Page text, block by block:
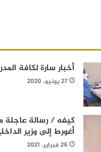
أخبار سارة لكافة
27 يونيو، 2020
كيفه / رسالة عاجلة
أغورط إلى وزير
26 فبراير، 2021